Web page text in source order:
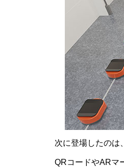
次に登場したのは、
QRコードやARマ